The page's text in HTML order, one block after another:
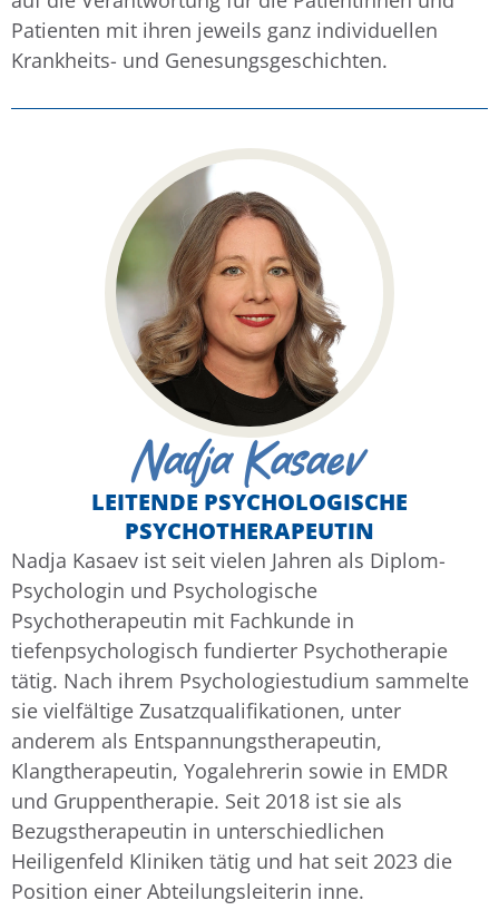
Patienten mit ihren jeweils ganz individuellen
Krankheits- und Genesungsgeschichten.
Nadja Kasaev
LEITENDE PSYCHOLOGISCHE
PSYCHOTHERAPEUTIN
Nadja Kasaev ist seit vielen Jahren als Diplom-
Psychologin und Psychologische
Psychotherapeutin mit Fachkunde in
tiefenpsychologisch fundierter Psychotherapie
tätig. Nach ihrem Psychologiestudium sammelte
sie vielfältige Zusatzqualifikationen, unter
anderem als Entspannungstherapeutin,
Klangtherapeutin, Yogalehrerin sowie in EMDR
und Gruppentherapie. Seit 2018 ist sie als
Bezugstherapeutin in unterschiedlichen
Heiligenfeld Kliniken tätig und hat seit 2023 die
Position einer Abteilungsleiterin inne.